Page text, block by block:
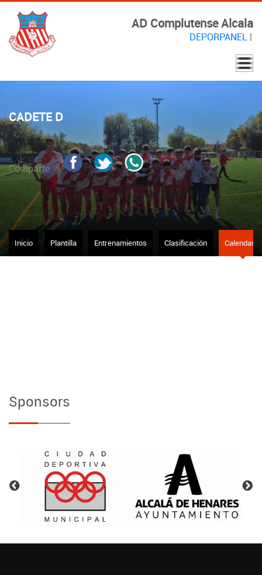
AD Complutense Alcala
DEPORPANEL|
CADETE D
Comparte
Inicio Plantilla Entrenamientos Clasificación Calendario
Sponsors